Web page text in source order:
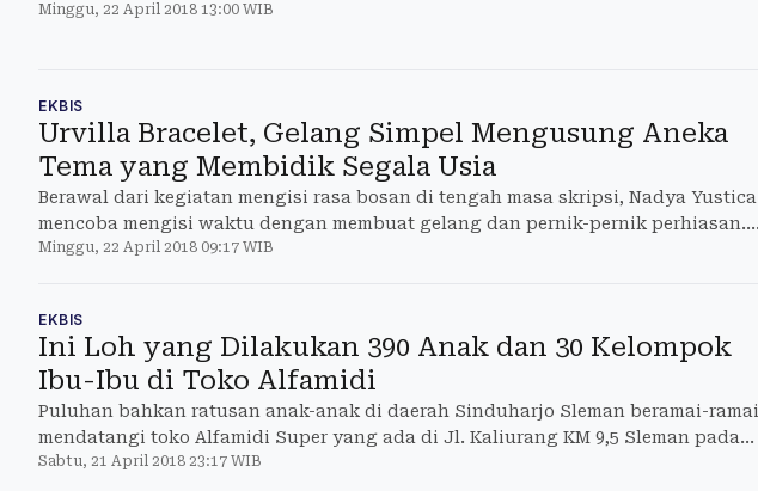
karena dinilai kurang menguntungkan.
Minggu, 22 April 2018 13:00 WIB
EKBIS
Urvilla Bracelet, Gelang Simpel Mengusung Aneka
Tema yang Membidik Segala Usia
Berawal dari kegiatan mengisi rasa bosan di tengah masa skripsi, Nadya Yustica
mencoba mengisi waktu dengan membuat gelang dan pernik-pernik perhiasan.
Tak hanya simpel, gelang-gelang buatannya juga mengusung konsep unik,
Minggu, 22 April 2018 09:17 WIB
EKBIS
Ini Loh yang Dilakukan 390 Anak dan 30 Kelompok
Ibu-Ibu di Toko Alfamidi
Puluhan bahkan ratusan anak-anak di daerah Sinduharjo Sleman beramai-ramai
mendatangi toko Alfamidi Super yang ada di Jl. Kaliurang KM 9,5 Sleman pada
Sabtu pagi (21/4/2018).
Sabtu, 21 April 2018 23:17 WIB